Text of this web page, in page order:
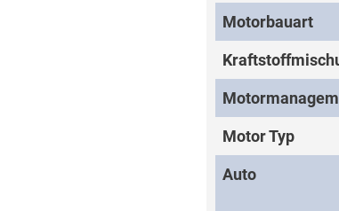
Motorbauart
Motor Typ
Auto